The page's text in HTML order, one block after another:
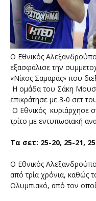
Ο Εθνικός
εξασφάλισε την
«Νίκος Σαμαράς» που
Η ομάδα του Σάκη
επικράτησε με 3-0 σετ
Ο Εθνικός κυριάρχησε
τρίτο με εντυπωσιακή
Τα σετ: 25-20, 25-21,
Ο Εθνικός
από τρία χρόνια, καθώς
Ολυμπιακό, από τον